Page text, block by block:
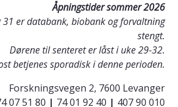
Åpningstider sommer 2026
31 er databank, biobank og forvaltning
stengt.
Dørene til senteret er låst i uke 29-32.
betjenes sporadisk i denne perioden.
Forskningsvegen 2, 7600 Levanger
07 51 80 | 74 01 92 40 | 407 90 010